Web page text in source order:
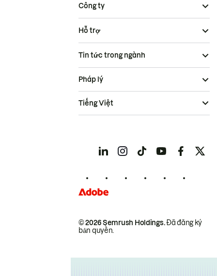
Công ty
Hỗ trợ
Tin tức trong ngành
© 2026 Semrush Holdings.Đã đăng ký
bản quyền.
Pháp lý
Tiếng Việt